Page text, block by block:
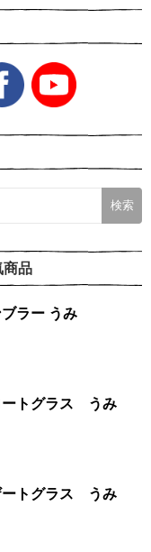
品
ノラネコぐんだん タンブラー うみ
ぐんだん フロートグラス うみ
ぐんだん デザートグラス うみ